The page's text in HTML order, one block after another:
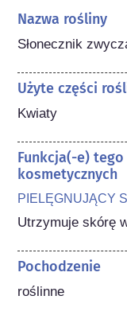
Nazwa rośliny
Słonecznik
Użyte części
Kwiaty
Funkcja(-e)
kosmetycznych
PIELĘGNUJĄCY
Utrzymuje skórę
Pochodzenie
roślinne